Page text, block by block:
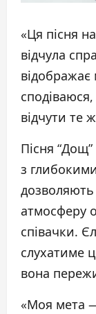
«Ця пісня
відчула
відображає
відчути те
Пісня
з
атмосферу
співачки.
слухатиме
вона
«Моя мета